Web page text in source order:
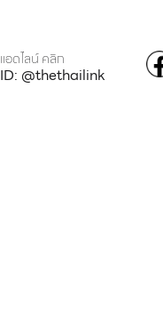
แอดไลน์ คลิก
ID: @thethailink